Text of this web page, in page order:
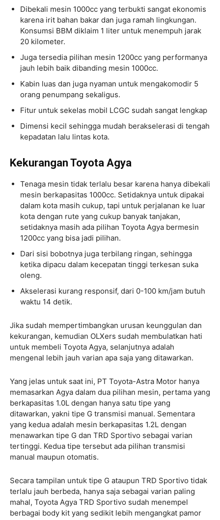
Dibekali mesin 1000cc yang terbukti sangat ekonomis
karena irit bahan bakar dan juga ramah lingkungan.
Konsumsi BBM diklaim 1 liter untuk menempuh jarak
20 kilometer.
Juga tersedia pilihan mesin 1200cc yang performanya
jauh lebih baik dibanding mesin 1000cc.
Kabin luas dan juga nyaman untuk mengakomodir 5
orang penumpang sekaligus.
Fitur untuk sekelas mobil LCGC sudah sangat lengkap
Dimensi kecil sehingga mudah berakselerasi di tengah
kepadatan lalu lintas kota.
Kekurangan Toyota Agya
Tenaga mesin tidak terlalu besar karena hanya dibekali
mesin berkapasitas 1000cc. Setidaknya untuk dipakai
dalam kota masih cukup, tapi untuk perjalanan ke luar
kota dengan rute yang cukup banyak tanjakan,
setidaknya masih ada pilihan Toyota Agya bermesin
1200cc yang bisa jadi pilihan.
Dari sisi bobotnya juga terbilang ringan, sehingga
ketika dipacu dalam kecepatan tinggi terkesan suka
oleng.
Akselerasi kurang responsif, dari 0-100 km/jam butuh
waktu 14 detik.
Jika sudah mempertimbangkan urusan keunggulan dan
kekurangan, kemudian OLXers sudah membulatkan hati
untuk membeli Toyota Agya, selanjutnya adalah
mengenal lebih jauh varian apa saja yang ditawarkan.
Yang jelas untuk saat ini, PT Toyota-Astra Motor hanya
memasarkan Agya dalam dua pilihan mesin, pertama yang
berkapasitas 1.0L dengan hanya satu tipe yang
ditawarkan, yakni tipe G transmisi manual. Sementara
yang kedua adalah mesin berkapasitas 1.2L dengan
menawarkan tipe G dan TRD Sportivo sebagai varian
tertinggi. Kedua tipe tersebut ada pilihan transmisi
manual maupun otomatis.
Secara tampilan untuk tipe G ataupun TRD Sportivo tidak
terlalu jauh berbeda, hanya saja sebagai varian paling
mahal, Toyota Agya TRD Sportivo sudah menempel
berbagai body kit yang sedikit lebih mengangkat pamor